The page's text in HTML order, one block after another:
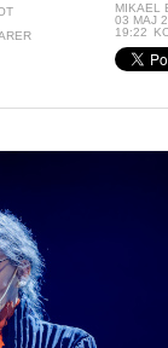
MIKAEL
03 MAJ
19:22